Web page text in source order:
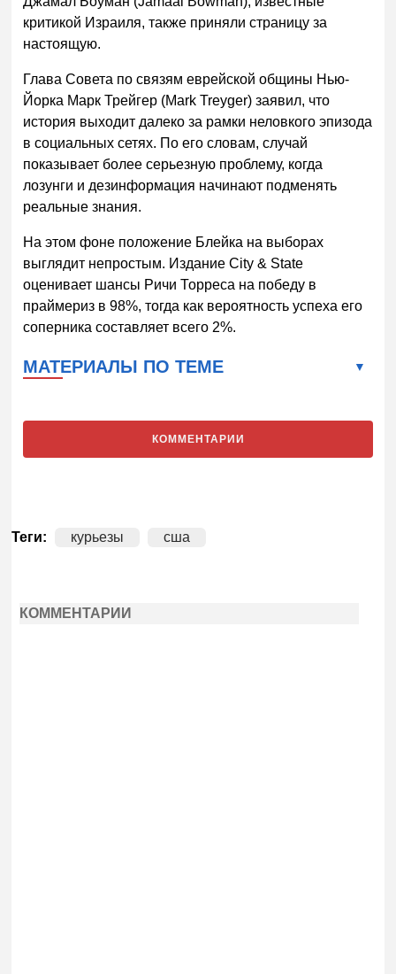
критикой Израиля, также приняли страницу за
настоящую.
Глава Совета по связям еврейской общины Нью-
Йорка Марк Трейгер (Mark Treyger) заявил, что
история выходит далеко за рамки неловкого эпизода
в социальных сетях. По его словам, случай
показывает более серьезную проблему, когда
лозунги и дезинформация начинают подменять
реальные знания.
На этом фоне положение Блейка на выборах
выглядит непростым. Издание City & State
оценивает шансы Ричи Торреса на победу в
праймериз в 98%, тогда как вероятность успеха его
соперника составляет всего 2%.
МАТЕРИАЛЫ ПО ТЕМЕ
КОММЕНТАРИИ
Теги: курьезы сша
КОММЕНТАРИИ